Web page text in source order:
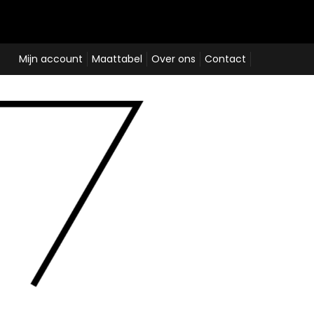
Mijn account Maattabel Over ons Contact